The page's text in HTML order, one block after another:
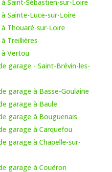
Saint-Sébastien-sur-Loire
Sainte-Luce-sur-Loire
Thouaré-sur-Loire
Treillières
Vertou
garage - Saint-Brévin-les-
garage à Basse-Goulaine
garage à Baule
garage à Bouguenais
garage à Carquefou
garage à Chapelle-sur-
garage à Couëron